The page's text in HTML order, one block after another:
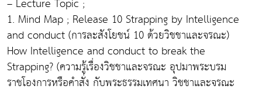
1. Mind Map ; Release 10 Strapping by Intelligence
and conduct (การละสังโยชน์ 10 ด้วยวิชชาและจรณะ)
How Intelligence and conduct to break the
Strapping? (ความรู้เรื่องวิชชาและจรณะ อุปมาพระบรม
ราชโองการหรือคำสั่ง กับพระธรรมเทศนา วิชชาและจรณะ